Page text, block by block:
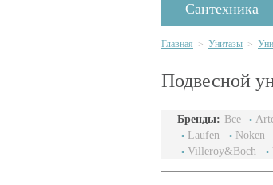
Сантехника
Главная > Унитазы >
Подвесной
Бренды: Все
Laufen
Noken
Villeroy&Boch